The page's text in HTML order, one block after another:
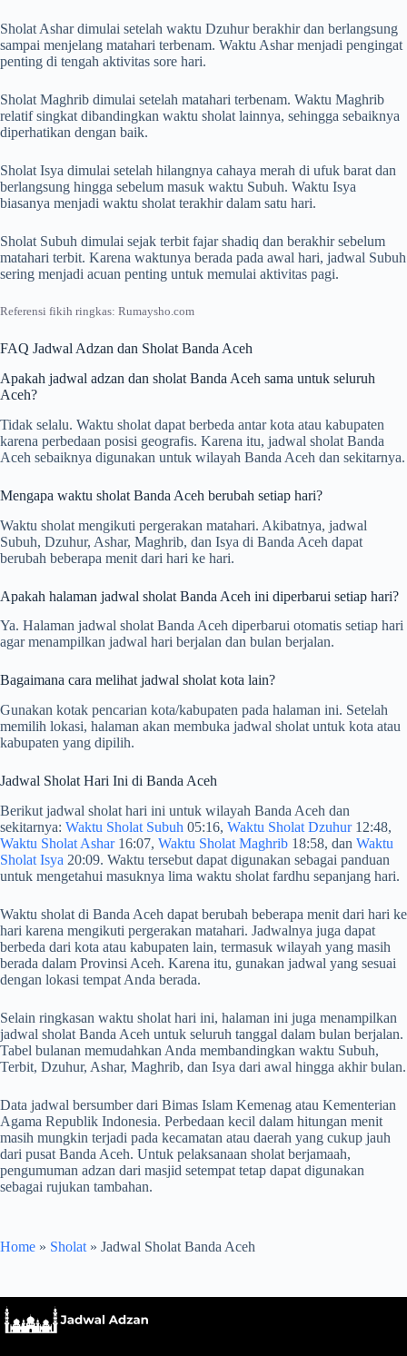
Sholat Ashar dimulai setelah waktu Dzuhur berakhir dan berlangsung
sampai menjelang matahari terbenam. Waktu Ashar menjadi pengingat
penting di tengah aktivitas sore hari.
Sholat Maghrib dimulai setelah matahari terbenam. Waktu Maghrib
relatif singkat dibandingkan waktu sholat lainnya, sehingga sebaiknya
diperhatikan dengan baik.
Sholat Isya dimulai setelah hilangnya cahaya merah di ufuk barat dan
berlangsung hingga sebelum masuk waktu Subuh. Waktu Isya
biasanya menjadi waktu sholat terakhir dalam satu hari.
Sholat Subuh dimulai sejak terbit fajar shadiq dan berakhir sebelum
matahari terbit. Karena waktunya berada pada awal hari, jadwal Subuh
sering menjadi acuan penting untuk memulai aktivitas pagi.
Referensi fikih ringkas: Rumaysho.com
FAQ Jadwal Adzan dan Sholat Banda Aceh
Apakah jadwal adzan dan sholat Banda Aceh sama untuk seluruh
Aceh?
Tidak selalu. Waktu sholat dapat berbeda antar kota atau kabupaten
karena perbedaan posisi geografis. Karena itu, jadwal sholat Banda
Aceh sebaiknya digunakan untuk wilayah Banda Aceh dan sekitarnya.
Mengapa waktu sholat Banda Aceh berubah setiap hari?
Waktu sholat mengikuti pergerakan matahari. Akibatnya, jadwal
Subuh, Dzuhur, Ashar, Maghrib, dan Isya di Banda Aceh dapat
berubah beberapa menit dari hari ke hari.
Apakah halaman jadwal sholat Banda Aceh ini diperbarui setiap hari?
Ya. Halaman jadwal sholat Banda Aceh diperbarui otomatis setiap hari
agar menampilkan jadwal hari berjalan dan bulan berjalan.
Bagaimana cara melihat jadwal sholat kota lain?
Gunakan kotak pencarian kota/kabupaten pada halaman ini. Setelah
memilih lokasi, halaman akan membuka jadwal sholat untuk kota atau
kabupaten yang dipilih.
Jadwal Sholat Hari Ini di Banda Aceh
Berikut jadwal sholat hari ini untuk wilayah Banda Aceh dan
sekitarnya: Waktu Sholat Subuh 05:16, Waktu Sholat Dzuhur12:48,
Waktu Sholat Ashar16:07, Waktu Sholat Maghrib 18:58, dan Waktu
Sholat Isya 20:09. Waktu tersebut dapat digunakan sebagai panduan
untuk mengetahui masuknya lima waktu sholat fardhu sepanjang hari.
Waktu sholat di Banda Aceh dapat berubah beberapa menit dari hari ke
hari karena mengikuti pergerakan matahari. Jadwalnya juga dapat
berbeda dari kota atau kabupaten lain, termasuk wilayah yang masih
berada dalam Provinsi Aceh. Karena itu, gunakan jadwal yang sesuai
dengan lokasi tempat Anda berada.
Selain ringkasan waktu sholat hari ini, halaman ini juga menampilkan
jadwal sholat Banda Aceh untuk seluruh tanggal dalam bulan berjalan.
Tabel bulanan memudahkan Anda membandingkan waktu Subuh,
Terbit, Dzuhur, Ashar, Maghrib, dan Isya dari awal hingga akhir bulan.
Data jadwal bersumber dari Bimas Islam Kemenag atau Kementerian
Agama Republik Indonesia. Perbedaan kecil dalam hitungan menit
masih mungkin terjadi pada kecamatan atau daerah yang cukup jauh
dari pusat Banda Aceh. Untuk pelaksanaan sholat berjamaah,
pengumuman adzan dari masjid setempat tetap dapat digunakan
sebagai rujukan tambahan.
Home » Sholat » Jadwal Sholat Banda Aceh